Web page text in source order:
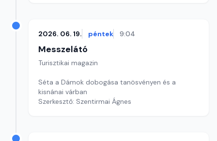
2026. 06. 19. péntek 9:04
Messzelátó
Turisztikai magazin
Séta a Dámok dobogása tanösvényen és a
kisnánai várban
Szerkesztő: Szentirmai Ágnes